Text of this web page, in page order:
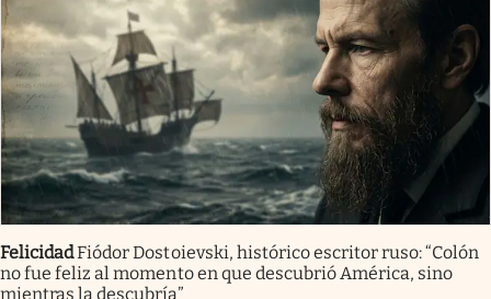
FelicidadFiódor Dostoievski, histórico escritor ruso: “Colón
no fue feliz al momento en que descubrió América, sino
mientras la descubría”